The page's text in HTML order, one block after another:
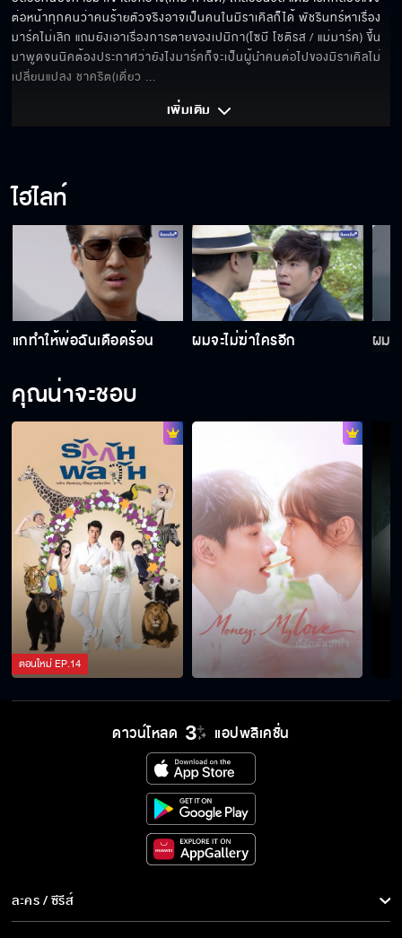
ต่อหน้าทุกคนว่าคนร้ายตัวจริงอาจเป็นคนในมิราเคิลก็ได้ พัชรินทร์หาเรื่อง
มาร์คไม่เลิก แถมยังเอาเรื่องการตายของเปมิกา(โซบี โชติรส / แม่มาร์ค) ขึ้น
มาพูดจนนิคต้องประกาศว่ายังไงมาร์คก็จะเป็นผู้นำคนต่อไปของมิราเคิลไม่
เปลี่ยนแปลง ชาคริต(เดี่ยว ...
เพิ่มเติม
ไฮไลท์
แกทำให้พ่อฉันเดือดร้อน ผมจะไม่ฆ่าใครอีก ผมไ
คุณน่าจะชอบ
ตอนใหม่EP.14
ดาวน์โหลด แอปพลิเคชั่น
ละคร / ซีรีส์
ละคร/ซีรีส์